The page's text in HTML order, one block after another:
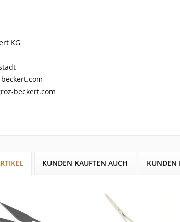
KG
beckert.com
KUNDEN KAUFTEN AUCH KUNDEN